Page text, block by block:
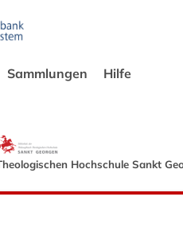
Sammlungen Hilfe
Hochschule Sankt